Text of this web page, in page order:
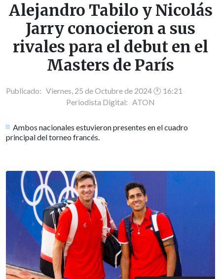
Alejandro Tabilo y Nicolás
Jarry conocieron a sus
rivales para el debut en el
Masters de París
Publicado: Viernes, 25 de Octubre de 2024 🕐 16:21
Periodista Digital: ATON
Ambos nacionales estuvieron presentes en el cuadro
principal del torneo francés.